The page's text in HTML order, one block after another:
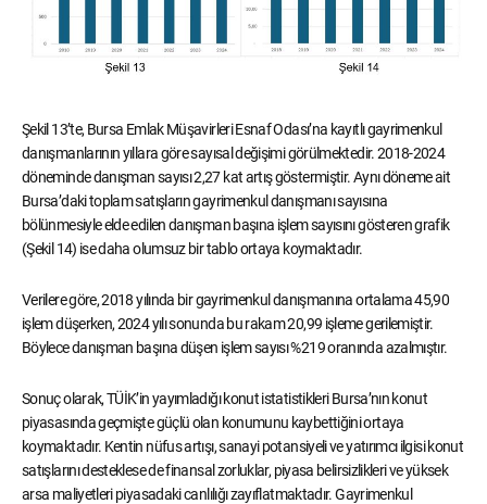
Şekil 13’te, Bursa Emlak Müşavirleri Esnaf Odası’na kayıtlı gayrimenkul
danışmanlarının yıllara göre sayısal değişimi görülmektedir. 2018-2024
döneminde danışman sayısı 2,27 kat artış göstermiştir. Aynı döneme ait
Bursa’daki toplam satışların gayrimenkul danışmanı sayısına
bölünmesiyle elde edilen danışman başına işlem sayısını gösteren grafik
(Şekil 14) ise daha olumsuz bir tablo ortaya koymaktadır.
Verilere göre, 2018 yılında bir gayrimenkul danışmanına ortalama 45,90
işlem düşerken, 2024 yılı sonunda bu rakam 20,99 işleme gerilemiştir.
Böylece danışman başına düşen işlem sayısı %219 oranında azalmıştır.
Sonuç olarak, TÜİK’in yayımladığı konut istatistikleri Bursa’nın konut
piyasasında geçmişte güçlü olan konumunu kaybettiğini ortaya
koymaktadır. Kentin nüfus artışı, sanayi potansiyeli ve yatırımcı ilgisi konut
satışlarını desteklese de finansal zorluklar, piyasa belirsizlikleri ve yüksek
arsa maliyetleri piyasadaki canlılığı zayıflatmaktadır. Gayrimenkul